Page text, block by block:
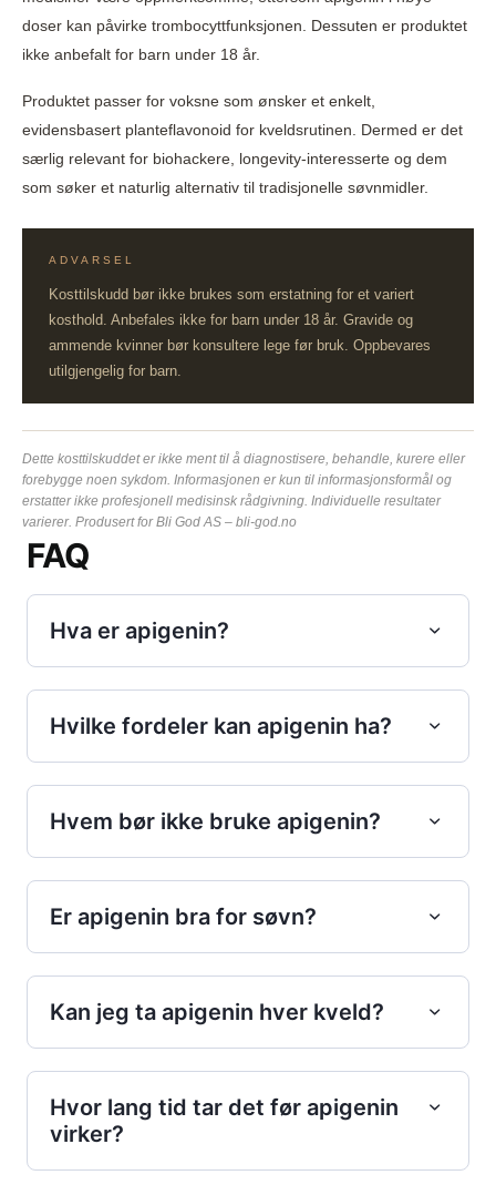
doser kan påvirke trombocyttfunksjonen. Dessuten er produktet
ikke anbefalt for barn under 18 år.
Produktet passer for voksne som ønsker et enkelt,
evidensbasert planteflavonoid for kveldsrutinen. Dermed er det
særlig relevant for biohackere, longevity-interesserte og dem
som søker et naturlig alternativ til tradisjonelle søvnmidler.
ADVARSEL
Kosttilskudd bør ikke brukes som erstatning for et variert
kosthold. Anbefales ikke for barn under 18 år. Gravide og
ammende kvinner bør konsultere lege før bruk. Oppbevares
utilgjengelig for barn.
Dette kosttilskuddet er ikke ment til å diagnostisere, behandle, kurere eller
forebygge noen sykdom. Informasjonen er kun til informasjonsformål og
erstatter ikke profesjonell medisinsk rådgivning. Individuelle resultater
varierer. Produsert for Bli God AS – bli-god.no
FAQ
Hva er apigenin?
Hvilke fordeler kan apigenin ha?
Hvem bør ikke bruke apigenin?
Er apigenin bra for søvn?
Kan jeg ta apigenin hver kveld?
Hvor lang tid tar det før apigenin
virker?